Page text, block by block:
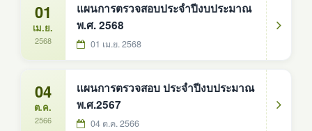
01
เม.ย.
2568
แผนการตรวจสอบประจำปีงบประมาณ
พ.ศ. 2568
01 เม.ย. 2568
04
ต.ค.
2566
เเผนการตรวจสอบ ประจำปีงบประมาณ
พ.ศ.2567
04 ต.ค. 2566